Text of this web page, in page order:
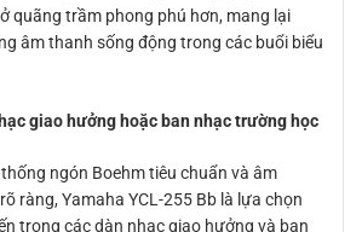
quãng trầm phong phú hơn, mang lại
âm thanh sống động trong các buổi biểu
giao hưởng hoặc ban nhạc trường học
thống ngón Boehm tiêu chuẩn và âm
ràng, Yamaha YCL-255 Bb là lựa chọn
trong các dàn nhạc giao hưởng và ban